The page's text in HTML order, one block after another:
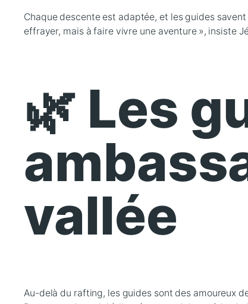
Chaque descente est adaptée, et les guides
effrayer, mais à faire vivre une aventure », insiste
🌿 Les
vallée
Au-delà du rafting, les guides sont des amoureux